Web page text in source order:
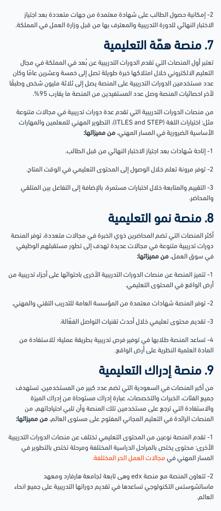
2- إمكانية حصول الطالب على شهادة معتمدة من جهات متعددة بعد اجتياز
الاختبار النهائي للدورة التدريبية والمعترف بها من قبل وزارة العمل في المملكة.
7. منصة همّة التعليمية
تعتبر أول المنصات التي تقدم الدورات التدريبية عن بُعد في المملكة في مجال
التعليم الالكتروني خلال امتلاكها خبرة طويلة تصل إلى خمسة وعشرين عامًا وكان
عدد مستخدمين الدورات التدريبية على المنصة يصل إلى ثلاثة مليون شخص وطبقًا
لأخر احصائيات المنصة وصل عدد المستفيدين من المنصة ما يقارب 95%.
من منصات الدورات التدريبية التي تقدم عدة دورات تدريبية في مجالات متنوعة
مثل: اختيارات اللغة (ITLES and STEP)، التطوير المهني للمعلمين والمهارات
الأساسية الضرورية في المسار المهني، من مميزاتها:
1- إتاحة شهادات بعد اجتياز الاختبار النهائي من قبل الطالب.
2- توفر مرونة تعلم خلال الوصول إلى المحتوى التعليمي في الوقت المتاح.
3- التقييم والمتابعة خلال اختبارات مستمرة، بالإضافة إلى التفاعل بين المتلقي
والمحاضر.
8. منصة نمو التعليمية
أكثر المنصات التي تضم المحاضرين ذوي الخبرة في مجالات متعددة، توفر المنصة
دورات تدريبية متنوعة في مجالات عديدة تهدف إلى تطور مستقبلهم الوظيفي
في سوق العمل، من مميزاتها:
1- تتميز المنصة عن منصات الدورات التدريبية الأخرى باحتوائها على أجزاء تدريبية من
أرض الواقع في المحتوى التعليمي.
2- توفر المنصة شهادات معتمدة من المؤسسة العامة للتدريب التقني والمهني.
3- تقديم محتوى تعليمي خلال أحدث تقنيات التواصل الفعّالة.
4- تساعد المنصة طلابها في توفير فرص تدريبية بطريقة عملية؛ للاستفادة من
المادة العلمية النظرية على أرض الواقع.
9. منصة إدراك التعليمية
من أكبر المنصات في السعودية التي تضم عدد كبير من المستخدمين، تستهدف
جميع الفئات، الخبرات والتخصصات، عبارة إدراك مستوحاة من إدراك الميزة
والاستفادة التي ترجع على مستخدمين تلك المنصة وأن تلبي احتياجاتهم، من
المنصات الرائدة في التعليم المجاني المفتوح على مستوى العالم، من مميزاتها:
1- تقدم المنصة نوعين من المحتوى التعليمي تختلف عن منصات الدورات التدريبية
الأخرى: محتوى يختص بالمراحل الدراسية المختلفة ومرحلة تختص بالتطوير في
المسار المهني في مجالات العمل الحر المختلفة.
2- تتعاون المنصة مع منصة edx وهى تابعة لجامعة هارفارد ومعهد
ماساتشوستس التكنولوجي تساعدها في تقديم دوراتها التدريبية على جميع انحاء
العالم.